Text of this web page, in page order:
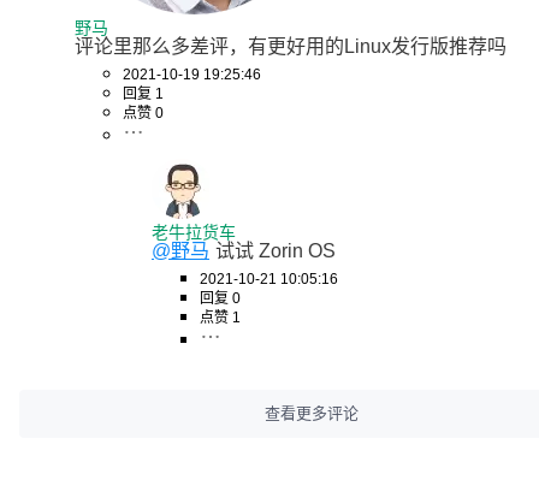
野马
评论里那么多差评，有更好用的Linux发行版推荐吗
2021-10-19 19:25:46
回复 1
点赞 0
老牛拉货车
@野马 试试 Zorin OS
2021-10-21 10:05:16
回复 0
点赞 1
查看更多评论